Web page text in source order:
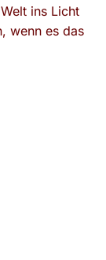
ins Licht
wenn es das